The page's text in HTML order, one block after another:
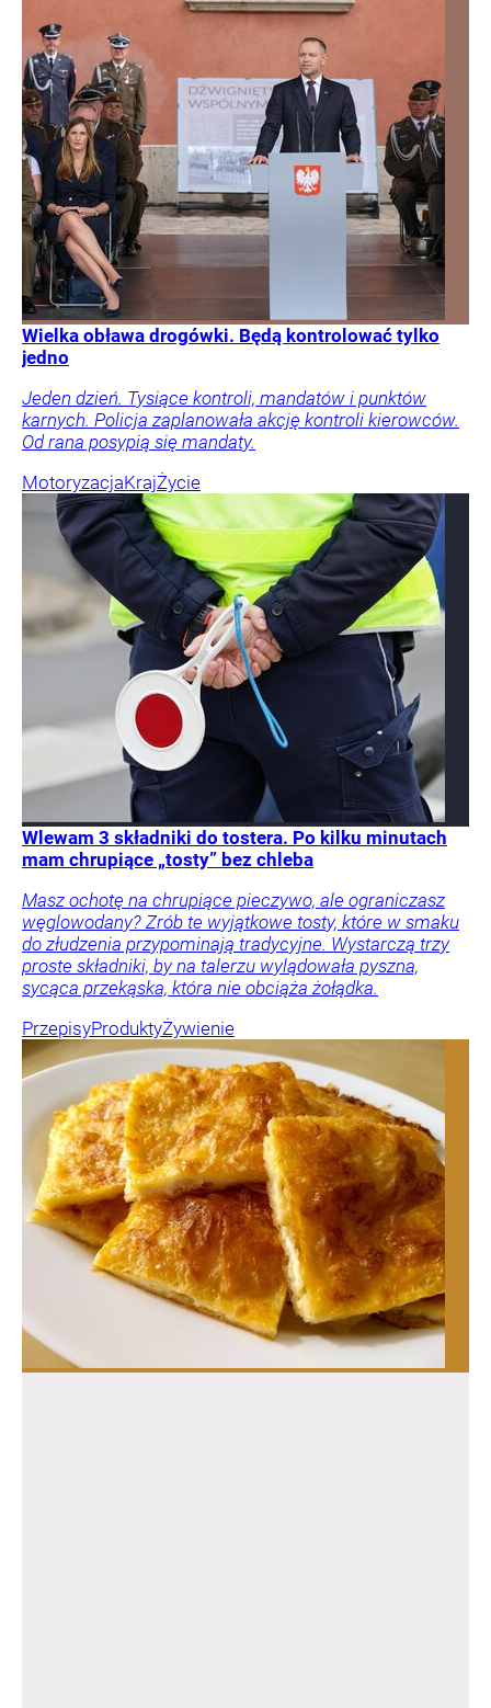
Wielka obława drogówki. Będą kontrolować tylko
jedno
Jeden dzień. Tysiące kontroli, mandatów i punktów
karnych. Policja zaplanowała akcję kontroli kierowców.
Od rana posypią się mandaty.
MotoryzacjaKrajŻycie
Wlewam 3 składniki do tostera. Po kilku minutach
mam chrupiące „tosty” bez chleba
Masz ochotę na chrupiące pieczywo, ale ograniczasz
węglowodany? Zrób te wyjątkowe tosty, które w smaku
do złudzenia przypominają tradycyjne. Wystarczą trzy
proste składniki, by na talerzu wylądowała pyszna,
sycąca przekąska, która nie obciąża żołądka.
PrzepisyProduktyŻywienie